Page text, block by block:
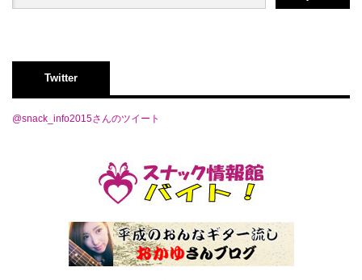
Twitter
@snack_info2015さんのツイート